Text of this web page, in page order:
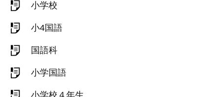
小学校
小4国語
国語科
小学国語